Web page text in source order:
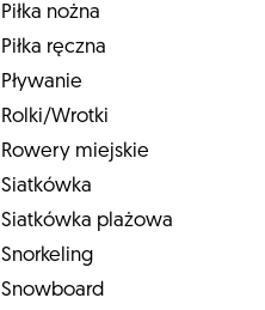
Piłka nożna
Piłka ręczna
Pływanie
Rolki/Wrotki
Rowery miejskie
Siatkówka
Siatkówka plażowa
Snorkeling
Snowboard